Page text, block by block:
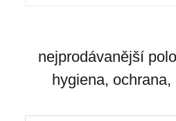
nejprodávanější
hygiena,